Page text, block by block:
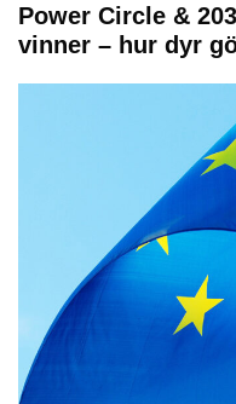
Power Circle &
vinner – hur dyr